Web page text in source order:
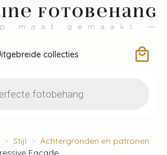
collecties
Stijl
Achtergronden en patronen
Facade